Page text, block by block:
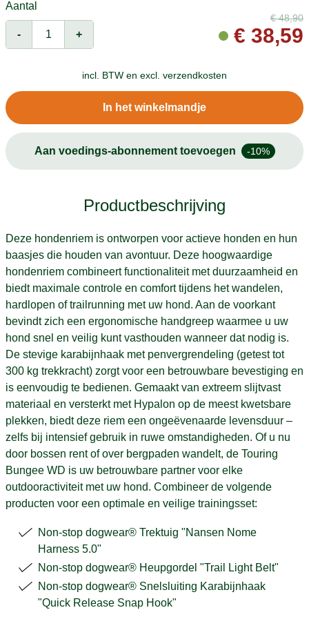
Aantal
- +
€48,90
€ 38,59
incl. BTW en excl. verzendkosten
In het winkelmandje
Aan voedings-abonnement toevoegen -10%
Productbeschrijving
Deze hondenriem is ontworpen voor actieve honden en hun
baasjes die houden van avontuur. Deze hoogwaardige
hondenriem combineert functionaliteit met duurzaamheid en
biedt maximale controle en comfort tijdens het wandelen,
hardlopen of trailrunning met uw hond. Aan de voorkant
bevindt zich een ergonomische handgreep waarmee u uw
hond snel en veilig kunt vasthouden wanneer dat nodig is.
De stevige karabijnhaak met penvergrendeling (getest tot
300 kg trekkracht) zorgt voor een betrouwbare bevestiging en
is eenvoudig te bedienen. Gemaakt van extreem slijtvast
materiaal en versterkt met Hypalon op de meest kwetsbare
plekken, biedt deze riem een ongeëvenaarde levensduur –
zelfs bij intensief gebruik in ruwe omstandigheden. Of u nu
door bossen rent of over bergpaden wandelt, de Touring
Bungee WD is uw betrouwbare partner voor elke
outdooractiviteit met uw hond. Combineer de volgende
producten voor een optimale en veilige trainingsset:
Non-stop dogwear® Trektuig "Nansen Nome
Harness 5.0"
Non-stop dogwear® Heupgordel "Trail Light Belt"
Non-stop dogwear® Snelsluiting Karabijnhaak
"Quick Release Snap Hook"